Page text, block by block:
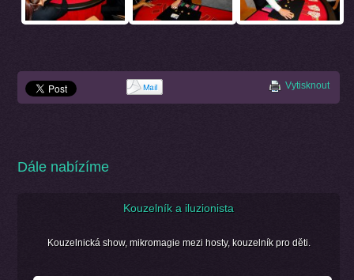
Vytisknout
Dále nabízíme
Kouzelník a iluzionista
Kouzelnická show, mikromagie mezi hosty, kouzelník pro děti.